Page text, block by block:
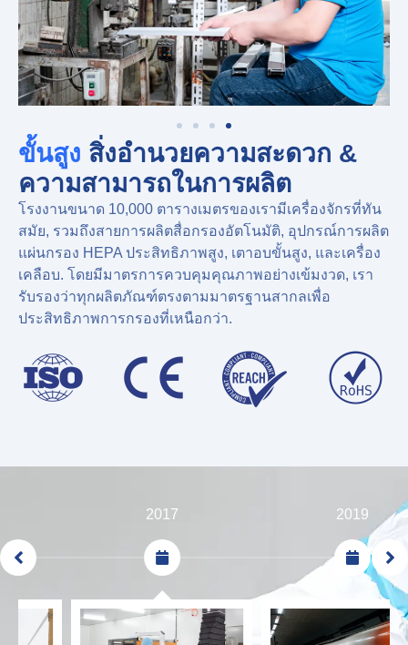
ขั้นสูง สิ่งอำนวยความสะดวก &
ความสามารถในการผลิต
โรงงานขนาด 10,000 ตารางเมตรของเรามีเครื่องจักรที่ทัน
สมัย, รวมถึงสายการผลิตสื่อกรองอัตโนมัติ, อุปกรณ์การผลิต
แผ่นกรอง HEPA ประสิทธิภาพสูง, เตาอบขั้นสูง, และเครื่อง
เคลือบ. โดยมีมาตรการควบคุมคุณภาพอย่างเข้มงวด, เรา
รับรองว่าทุกผลิตภัณฑ์ตรงตามมาตรฐานสากลเพื่อ
ประสิทธิภาพการกรองที่เหนือกว่า.